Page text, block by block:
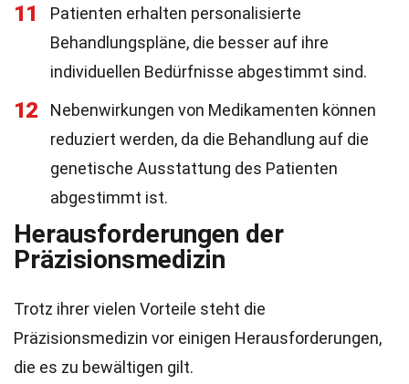
11
Patienten erhalten personalisierte
Behandlungspläne, die besser auf ihre
individuellen Bedürfnisse abgestimmt sind.
12
Nebenwirkungen von Medikamenten können
reduziert werden, da die Behandlung auf die
genetische Ausstattung des Patienten
abgestimmt ist.
Herausforderungen der
Präzisionsmedizin
Trotz ihrer vielen Vorteile steht die
Präzisionsmedizin vor einigen Herausforderungen,
die es zu bewältigen gilt.